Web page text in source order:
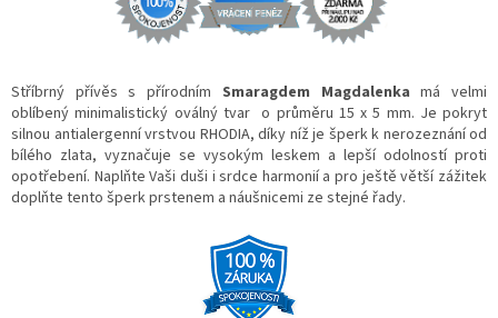
Stříbrný přívěs s přírodním Smaragdem Magdalenka má velmi
oblíbený minimalistický oválný tvar o průměru 15 x 5 mm. Je pokryt
silnou antialergenní vrstvou RHODIA, díky níž je šperk k nerozeznání od
bílého zlata, vyznačuje se vysokým leskem a lepší odolností proti
opotřebení. Naplňte Vaši duši i srdce harmonií a pro ještě větší zážitek
doplňte tento šperk prstenem a náušnicemi ze stejné řady.